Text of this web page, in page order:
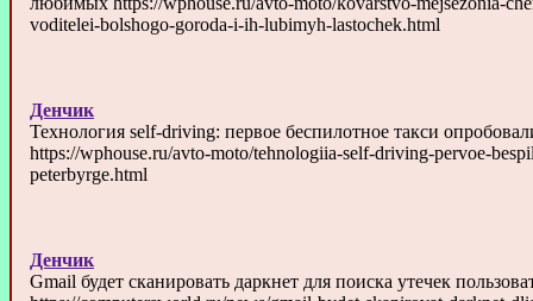
voditelei-bolshogo-goroda-i-ih-lubimyh-lastochek.html
Денчик
Технология self-driving: первое беспилотное такси
https://wphouse.ru/avto-moto/tehnologiia-self-driving-pervoe-
peterbyrge.html
Денчик
Gmail будет сканировать даркнет для поиска утечек